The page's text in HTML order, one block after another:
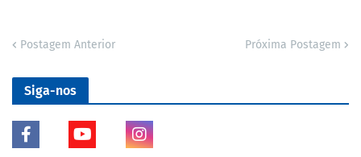
Postagem Anterior Próxima Postagem
Siga-nos